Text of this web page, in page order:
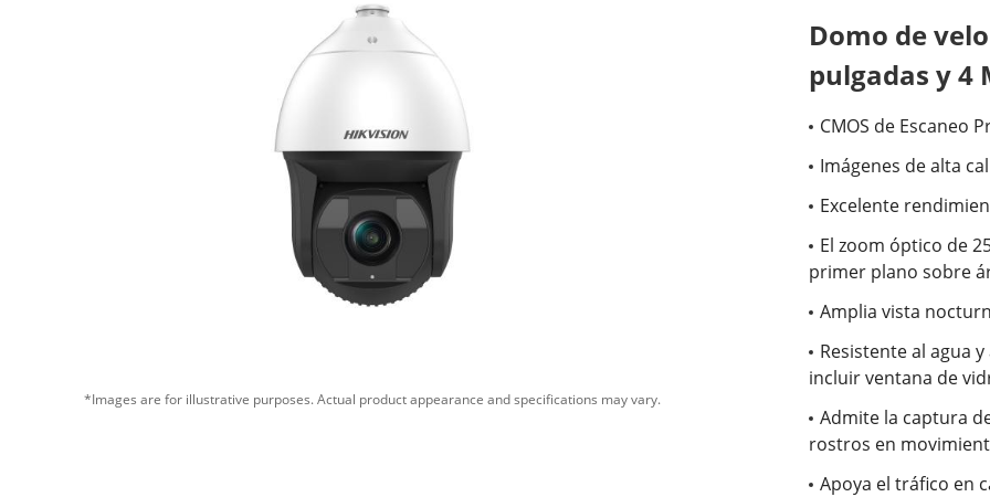
*Images are for illustrative purposes. Actual product appearance and specifications may vary.
Domo de
pulgadas y 4
CMOS de Escaneo
Imágenes de alta
Excelente
El zoom óptico de
primer plano sobre
Amplia vista
Resistente al agua
incluir ventana de
Admite la captura
rostros en
Apoya el tráfico en